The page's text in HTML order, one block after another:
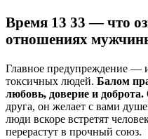
Время 13 33 ― что
отношениях
Главное предупреждение —
токсичных людей. Балом
любовь, доверие и доброта.
друга, он желает с вами
люди вскоре встретят
перерастут в прочный союз.